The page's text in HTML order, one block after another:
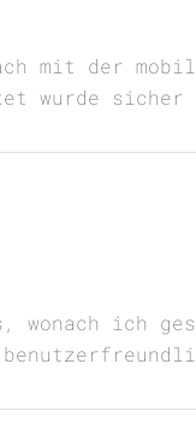
mit der
wurde
wonach ich